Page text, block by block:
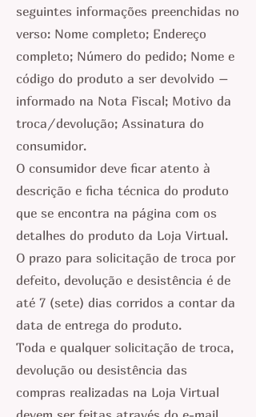
seguintes informações preenchidas no
verso: Nome completo; Endereço
completo; Número do pedido; Nome e
código do produto a ser devolvido –
informado na Nota Fiscal; Motivo da
troca/devolução; Assinatura do
consumidor.
O consumidor deve ficar atento à
descrição e ficha técnica do produto
que se encontra na página com os
detalhes do produto da Loja Virtual.
O prazo para solicitação de troca por
defeito, devolução e desistência é de
até 7 (sete) dias corridos a contar da
data de entrega do produto.
Toda e qualquer solicitação de troca,
devolução ou desistência das
compras realizadas na Loja Virtual